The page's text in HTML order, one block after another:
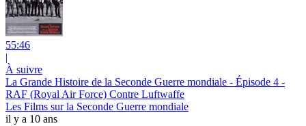
55:46
|
À suivre
La Grande Histoire de la Seconde Guerre mondiale - Épisode 4 -
RAF (Royal Air Force) Contre Luftwaffe
Les Films sur la Seconde Guerre mondiale
il y a 10 ans